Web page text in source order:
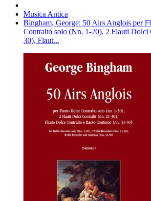
Musica Antica
Bingham, George: 50 Airs Anglois per
Contralto solo (Nn. 1-20), 2 Flauti Dolci
30), Flaut...